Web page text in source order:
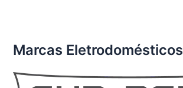
Marcas Eletrodomésticos